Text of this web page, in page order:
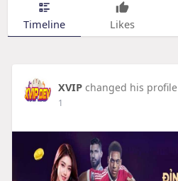
Timeline Likes
XVIP changed his
1